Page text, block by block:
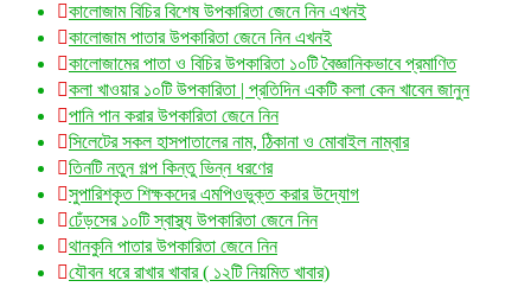
কালোজাম বিচির বিশেষ উপকারিতা জেনে নিন এখনই
কালোজাম পাতার উপকারিতা জেনে নিন এখনই
কালোজামের পাতা ও বিচির উপকারিতা ১০টি বৈজ্ঞানিকভাবে প্রমাণিত
কলা খাওয়ার ১০টি উপকারিতা | প্রতিদিন একটি কলা কেন খাবেন জানুন
পানি পান করার উপকারিতা জেনে নিন
সিলেটের সকল হাসপাতালের নাম, ঠিকানা ও মোবাইল নাম্বার
তিনটি নতুন গল্প কিন্তু ভিন্ন ধরণের
সুপারিশকৃত শিক্ষকদের এমপিওভুক্ত করার উদ্যোগ
ঢেঁড়সের ১০টি স্বাস্থ্য উপকারিতা জেনে নিন
থানকুনি পাতার উপকারিতা জেনে নিন
যৌবন ধরে রাখার খাবার ( ১২টি নিয়মিত খাবার)